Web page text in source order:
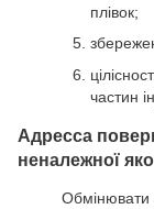
плівок;
частин
Адресса
неналежної
Обмінювати